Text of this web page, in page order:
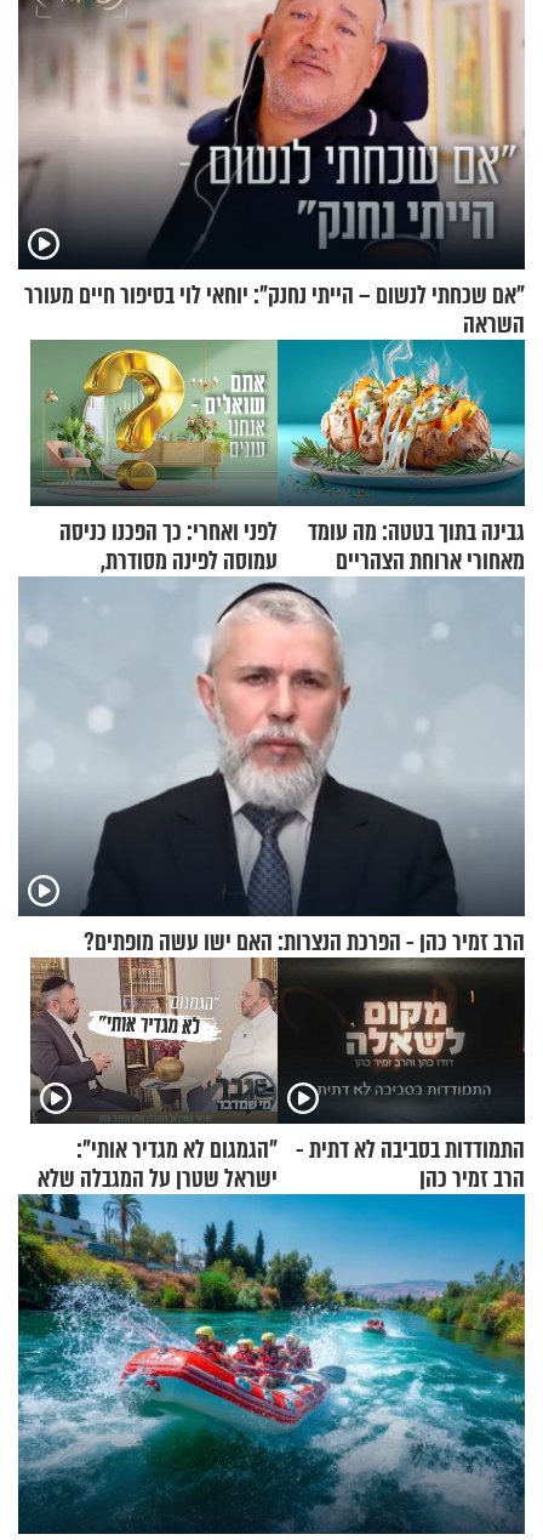
"אם שכחתי לנשום – הייתי נחנק": יוחאי לוי בסיפור חיים מעורר
השראה
גבינה בתוך בטטה: מה עומד
מאחורי ארוחת הצהריים
לפני ואחרי: כך הפכנו כניסה
עמוסה לפינה מסודרת,
שימושית ומזמינה
הרב זמיר כהן - הפרכת הנצרות: האם ישו עשה מופתים?
התמודדות בסביבה לא דתית -
הרב זמיר כהן
"הגמגום לא מגדיר אותי":
ישראל שטרן על המגבלה שלא
עוצרת אותו